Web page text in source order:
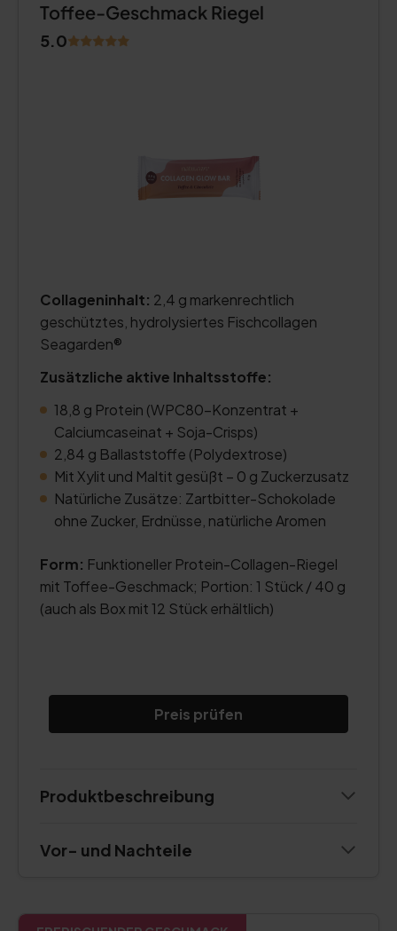
Toffee-Geschmack Riegel
5.0
Collageninhalt: 2,4 g markenrechtlich
geschütztes, hydrolysiertes Fischcollagen
Seagarden®
Zusätzliche aktive Inhaltsstoffe:
18,8 g Protein (WPC80-Konzentrat +
Calciumcaseinat + Soja-Crisps)
2,84 g Ballaststoffe (Polydextrose)
Mit Xylit und Maltit gesüßt – 0 g Zuckerzusatz
Natürliche Zusätze: Zartbitter-Schokolade
ohne Zucker, Erdnüsse, natürliche Aromen
Form: Funktioneller Protein-Collagen-Riegel
mit Toffee-Geschmack; Portion: 1 Stück / 40 g
(auch als Box mit 12 Stück erhältlich)
Preis prüfen
Produktbeschreibung
Vor- und Nachteile